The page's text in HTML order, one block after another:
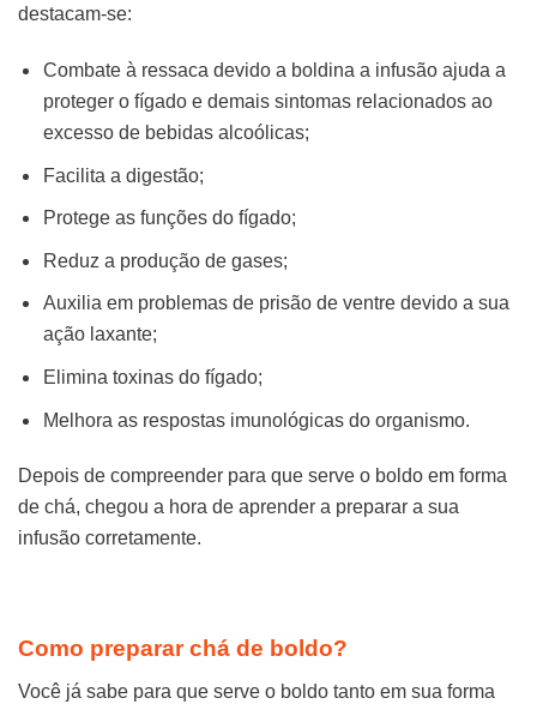
destacam-se:
Combate à ressaca devido a boldina a infusão ajuda a
proteger o fígado e demais sintomas relacionados ao
excesso de bebidas alcoólicas;
Facilita a digestão;
Protege as funções do fígado;
Reduz a produção de gases;
Auxilia em problemas de prisão de ventre devido a sua
ação laxante;
Elimina toxinas do fígado;
Melhora as respostas imunológicas do organismo.
Depois de compreender para que serve o boldo em forma
de chá, chegou a hora de aprender a preparar a sua
infusão corretamente.
Como preparar chá de boldo?
Você já sabe para que serve o boldo tanto em sua forma